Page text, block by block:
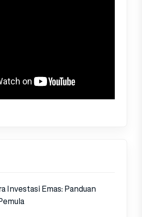
Investasi Emas: Panduan